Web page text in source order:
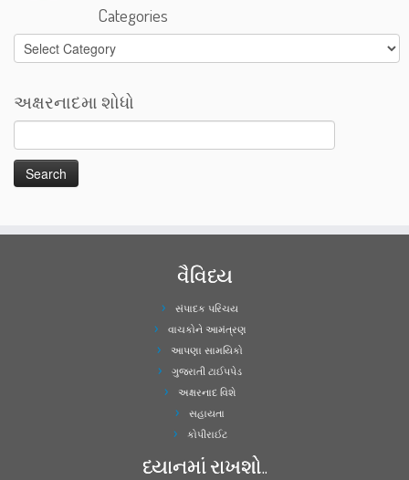
Categories
Categories
અક્ષરનાદમા શોધો
વૈવિધ્ય
સંપાદક પરિચય
વાચકોને આમંત્રણ
આપણા સામયિકો
ગુજરાતી ટાઈપપેડ
અક્ષરનાદ વિશે
સહાયતા
કોપીરાઈટ
ધ્યાનમાં રાખશો..